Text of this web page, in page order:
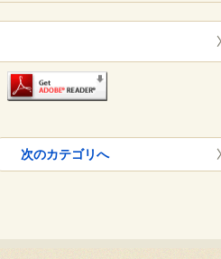
次のカテゴリへ